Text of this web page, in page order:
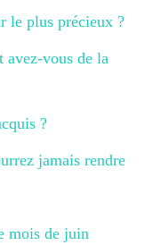
le plus précieux ?
avez-vous de la
?
jamais rendre
mois de juin